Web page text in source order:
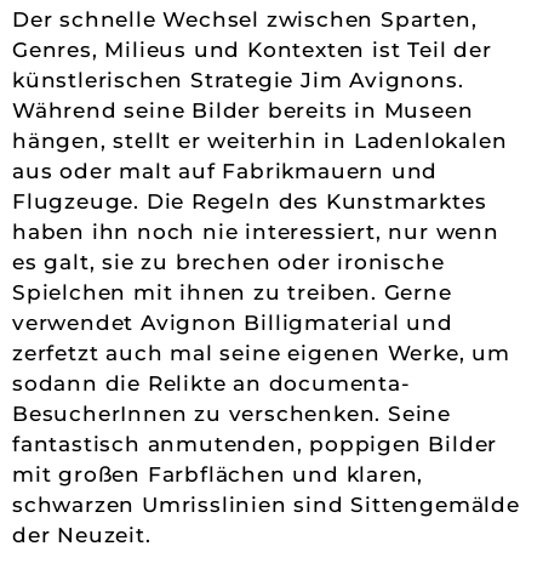
Der schnelle Wechsel zwischen Sparten,
Genres, Milieus und Kontexten ist Teil der
künstlerischen Strategie Jim Avignons.
Während seine Bilder bereits in Museen
hängen, stellt er weiterhin in Ladenlokalen
aus oder malt auf Fabrikmauern und
Flugzeuge. Die Regeln des Kunstmarktes
haben ihn noch nie interessiert, nur wenn
es galt, sie zu brechen oder ironische
Spielchen mit ihnen zu treiben. Gerne
verwendet Avignon Billigmaterial und
zerfetzt auch mal seine eigenen Werke, um
sodann die Relikte an documenta-
BesucherInnen zu verschenken. Seine
fantastisch anmutenden, poppigen Bilder
mit großen Farbflächen und klaren,
schwarzen Umrisslinien sind Sittengemälde
der Neuzeit.